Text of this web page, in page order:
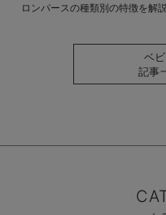
ロンパースの種類別の特徴を解説
ベ
記事